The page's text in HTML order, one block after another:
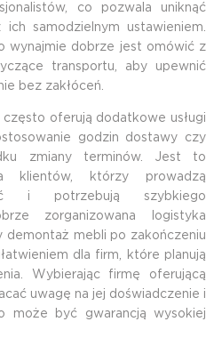
co pozwala uniknąć
samodzielnym ustawieniem.
wynajmie dobrze jest omówić z
transportu, aby upewnić
bez zakłóceń.
oferują dodatkowe usługi
godzin dostawy czy
zmiany terminów. Jest to
klientów, którzy prowadzą
i potrzebują szybkiego
zorganizowana logistyka
demontaż mebli po zakończeniu
dla firm, które planują
Wybierając firmę oferującą
uwagę na jej doświadczenie i
może być gwarancją wysokiej